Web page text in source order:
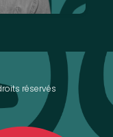
réservés